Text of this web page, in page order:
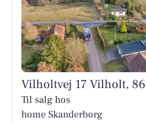
Vilholtvej 17 Vilholt,
Til salg hos
home Skanderborg